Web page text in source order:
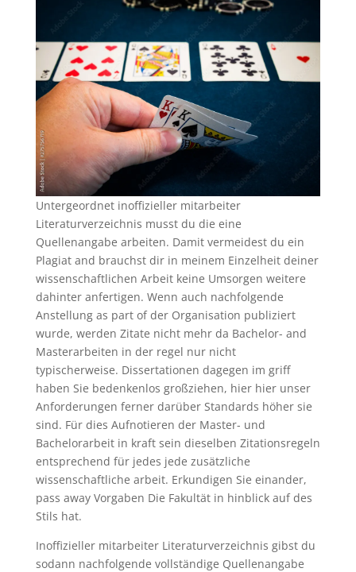
Untergeordnet inoffizieller mitarbeiter
Literaturverzeichnis musst du die eine
Quellenangabe arbeiten. Damit vermeidest du ein
Plagiat and brauchst dir in meinem Einzelheit deiner
wissenschaftlichen Arbeit keine Umsorgen weitere
dahinter anfertigen. Wenn auch nachfolgende
Anstellung as part of der Organisation publiziert
wurde, werden Zitate nicht mehr da Bachelor- and
Masterarbeiten in der regel nur nicht
typischerweise. Dissertationen dagegen im griff
haben Sie bedenkenlos großziehen, hier hier unser
Anforderungen ferner darüber Standards höher sie
sind. Für dies Aufnotieren der Master- und
Bachelorarbeit in kraft sein dieselben Zitationsregeln
entsprechend für jedes jede zusätzliche
wissenschaftliche arbeit. Erkundigen Sie einander,
pass away Vorgaben Die Fakultät in hinblick auf des
Stils hat.
Inoffizieller mitarbeiter Literaturverzeichnis gibst du
sodann nachfolgende vollständige Quellenangabe